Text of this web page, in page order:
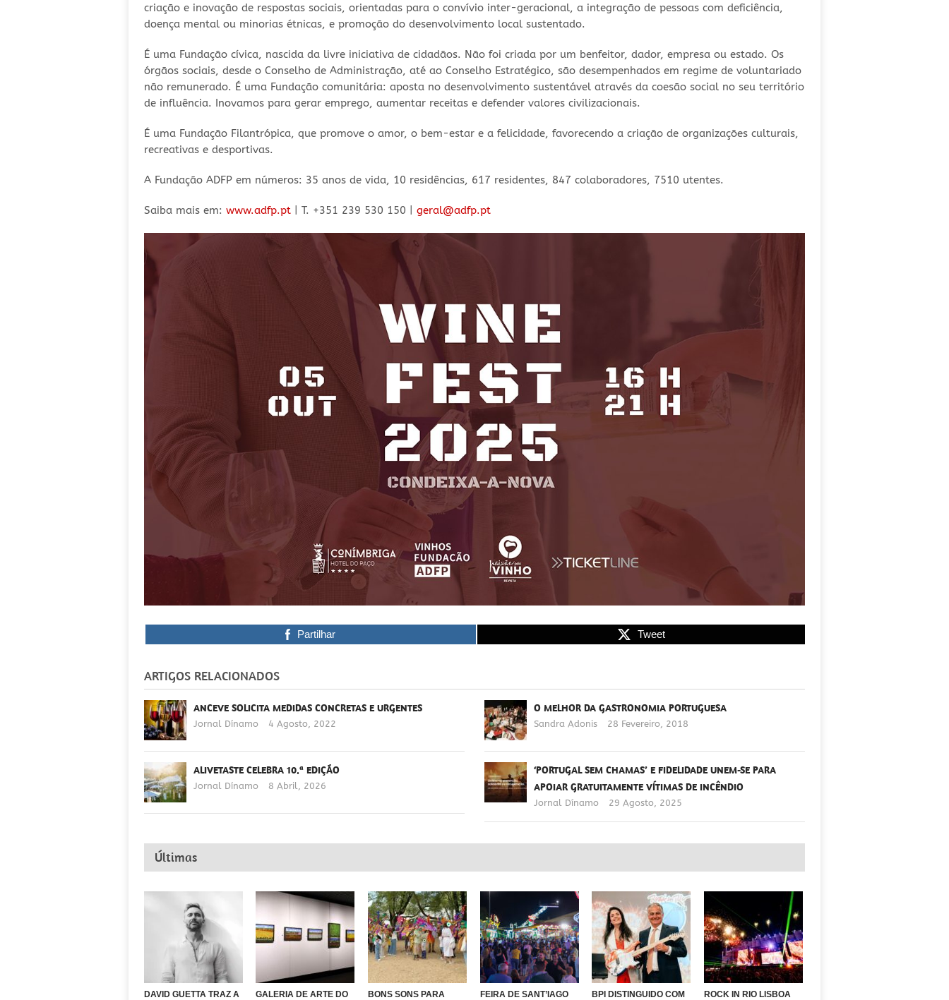
criação e inovação de respostas sociais, orientadas para o convívio inter-geracional, a integração de pessoas com deficiência,
doença mental ou minorias étnicas, e promoção do desenvolvimento local sustentado.
É uma Fundação cívica, nascida da livre iniciativa de cidadãos. Não foi criada por um benfeitor, dador, empresa ou estado. Os
órgãos sociais, desde o Conselho de Administração, até ao Conselho Estratégico, são desempenhados em regime de voluntariado
não remunerado. É uma Fundação comunitária: aposta no desenvolvimento sustentável através da coesão social no seu território
de influência. Inovamos para gerar emprego, aumentar receitas e defender valores civilizacionais.
É uma Fundação Filantrópica, que promove o amor, o bem-estar e a felicidade, favorecendo a criação de organizações culturais,
recreativas e desportivas.
A Fundação ADFP em números: 35 anos de vida, 10 residências, 617 residentes, 847 colaboradores, 7510 utentes.
Saiba mais em: www.adfp.pt| T. +351 239 530 150 | geral@adfp.pt
Partilhar Tweet
ARTIGOS RELACIONADOS
ANCEVE SOLICITA MEDIDAS CONCRETAS E URGENTES
Jornal Dínamo 4 Agosto, 2022
O MELHOR DA GASTRONOMIA PORTUGUESA
Sandra Adonis 28 Fevereiro, 2018
ALIVETASTE CELEBRA 10.ª EDIÇÃO
Jornal Dínamo 8 Abril, 2026
‘PORTUGAL SEM CHAMAS’ E FIDELIDADE UNEM-SE PARA
APOIAR GRATUITAMENTE VÍTIMAS DE INCÊNDIO
Jornal Dínamo 29 Agosto, 2025
Últimas
DAVID GUETTA TRAZ A GALERIA DE ARTE DO BONS SONS PARA FEIRA DE SANT’IAGO BPI DISTINGUIDO COM ROCK IN RIO LISBOA